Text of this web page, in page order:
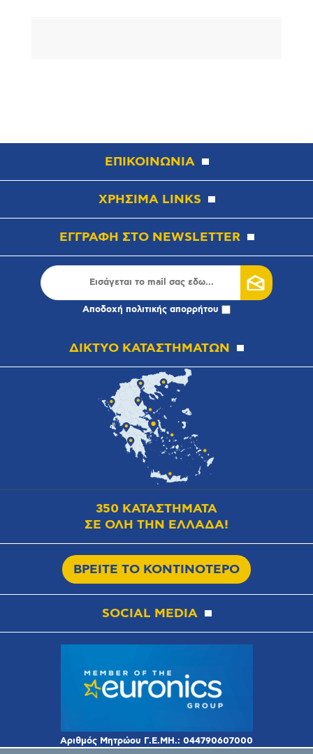
ΕΠΙΚΟΙΝΩΝΙΑ
ΧΡΗΣΙΜΑ LINKS
ΕΓΓΡΑΦΗ ΣΤΟ NEWSLETTER
Αποδοχή πολιτικής απορρήτου
ΔΙΚΤΥΟ ΚΑΤΑΣΤΗΜΑΤΩΝ
350 ΚΑΤΑΣΤΗΜΑΤΑ
ΣΕ ΟΛΗ ΤΗΝ ΕΛΛΑΔΑ!
ΒΡΕΙΤΕ ΤΟ ΚΟΝΤΙΝΟΤΕΡΟ
SOCIAL MEDIA